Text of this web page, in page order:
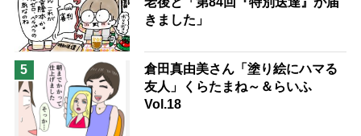
きました」
5
倉田真由美さん「塗り絵にハマる
友人」くらたまね～＆らいふ
Vol.18